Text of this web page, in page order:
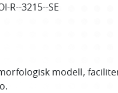
R--3215--SE
modell